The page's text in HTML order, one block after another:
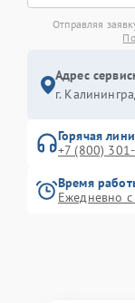
Отправляя
Адрес
г.
Горячая
+7 (800)
Время
Ежедневно